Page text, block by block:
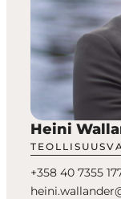
Heini
+358 40 7355